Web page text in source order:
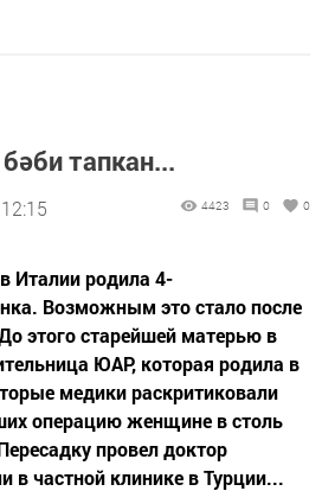
тапкан...
4423 0 0
Италии родила 4-
Возможным это стало после
этого старейшей матерью в
ЮАР, которая родила в
медики раскритиковали
операцию женщине в столь
провел доктор
в частной клинике в Турции...